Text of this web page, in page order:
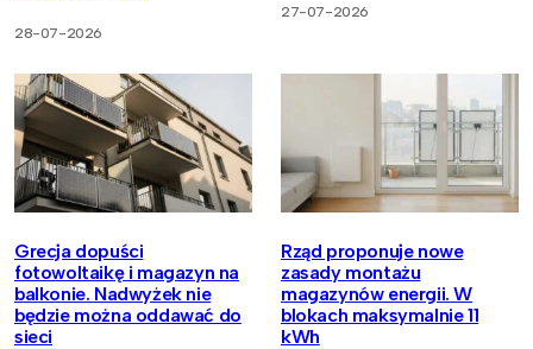
28-07-2026
27-07-2026
Grecja dopuści
fotowoltaikę i magazyn na
balkonie. Nadwyżek nie
będzie można oddawać do
sieci
Rząd proponuje nowe
zasady montażu
magazynów energii. W
blokach maksymalnie 11
kWh